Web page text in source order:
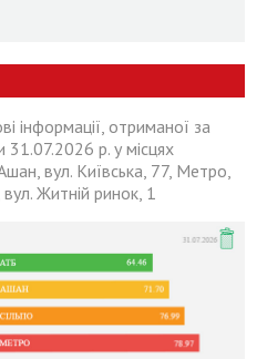
інформації, отриманої за
р. у місцях
вул. Київська, 77, Метро,
Житній ринок, 1